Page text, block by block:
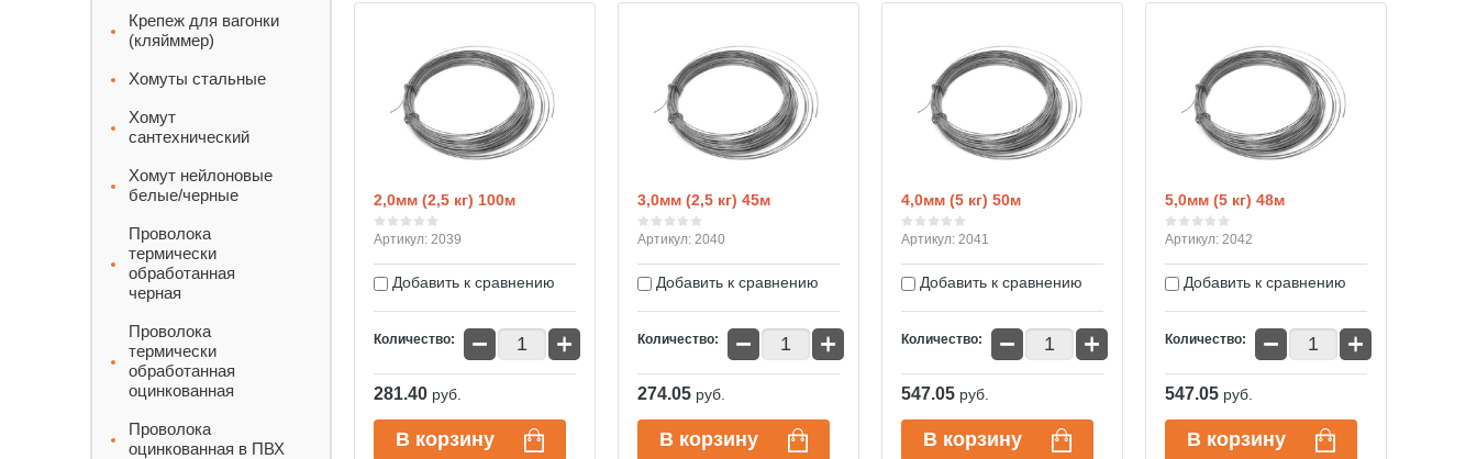
2,0мм (2,5 кг) 100м
Артикул: 2039
Добавить к сравнению
Количество: − +
281.40 руб.
В корзину
3,0мм (2,5 кг) 45м
Артикул: 2040
Добавить к сравнению
Количество: − +
274.05 руб.
В корзину
4,0мм (5 кг) 50м
Артикул: 2041
Добавить к сравнению
Количество: − +
547.05 руб.
В корзину
5,0мм (5 кг) 48м
Артикул: 2042
Добавить к сравнению
Количество: − +
547.05 руб.
В корзину
Крепеж для вагонки
(кляйммер)
Хомуты стальные
Хомут
сантехнический
Хомут нейлоновые
белые/черные
Проволока
термически
обработанная
черная
Проволока
термически
обработанная
оцинкованная
Проволока
оцинкованная в ПВХ